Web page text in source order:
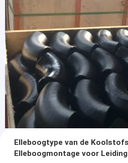
Elleboogtype van de
Elleboogmontage voor